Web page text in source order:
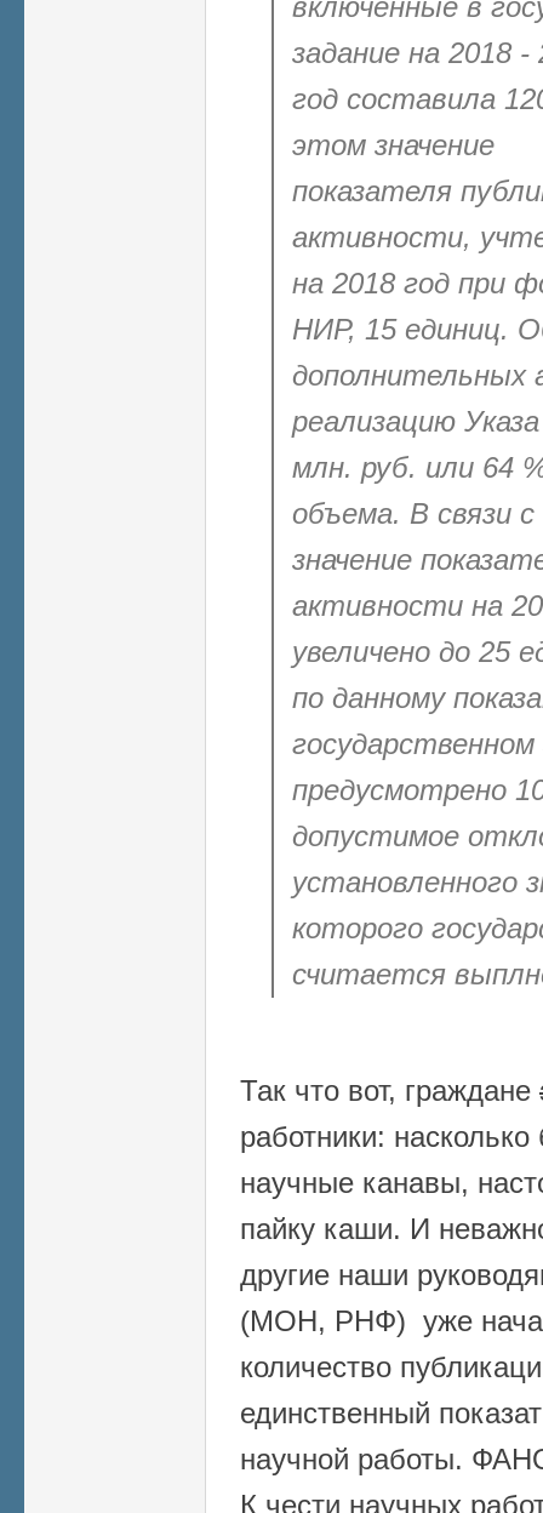
задание на 2018
год составила
этом значение
показателя
активности,
на 2018 год при
НИР, 15 единиц.
дополнительных
реализацию
млн. руб. или 64
объема. В связи
значение
активности на
увеличено до 25
по данному
предусмотрено
допустимое
установленного
которого
считается
Так что вот, граждане
работники:
научные канавы,
пайку каши. И
другие наши
(МОН, РНФ) уже
количество
единственный
научной работы.
К чести научных